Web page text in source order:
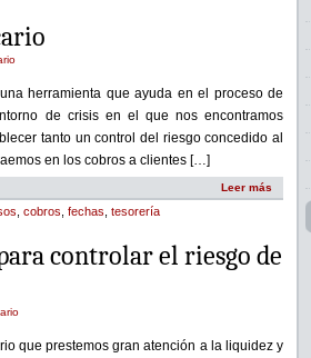
herramienta que ayuda en el proceso de
de crisis en el que nos encontramos
tanto un control del riesgo concedido al
en los cobros a clientes […]
Leer más
cobros fechas tesorería
controlar el riesgo de
que prestemos gran atención a la liquidez y